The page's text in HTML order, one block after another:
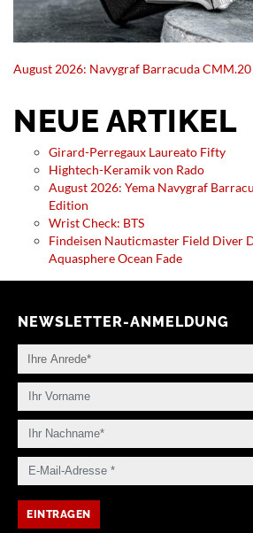
August 2026: Navygraf Barracuda
NEUE ARTIKEL
Girard-Perregaux Laureato Fifty
Hightech-Keramik von Rado
August 2026: Yema Navygraf
Edition
Wrist Check: BTS
Findeisen Nauticmaster Field Diver
Aquasphere Ocean Fade
NEWSLETTER-ANMELDUNG